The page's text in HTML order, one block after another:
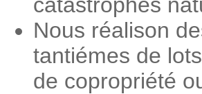
Nous réalison
tantiémes de
de copropriété